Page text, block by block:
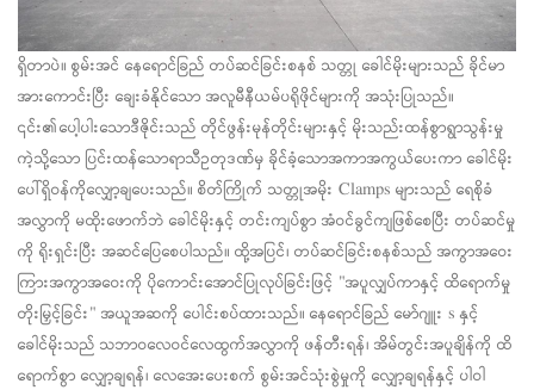
ရှိတာပဲ။ စွမ်းအင် နေရောင်ခြည် တပ်ဆင်ခြင်းစနစ် သတ္တု ခေါင်မိုးများသည် ခိုင်မာ
အားကောင်းပြီး ချေးခံနိုင်သော အလူမီနီယမ်ပရိုဖိုင်များကို အသုံးပြုသည်။
၎င်း၏ပေါ့ပါးသောဒီဇိုင်းသည် တိုင်ဖွန်းမုန်တိုင်းများနှင့် မိုးသည်းထန်စွာရွာသွန်းမှု
ကဲ့သို့သော ပြင်းထန်သောရာသီဥတုဒဏ်မှ ခိုင်ခံ့သောအကာအကွယ်ပေးကာ ခေါင်မိုး
ပေါ်ရှိဝန်ကိုလျှော့ချပေးသည်။ စိတ်ကြိုက် သတ္တုအမိုး Clamps များသည် ရေစိုခံ
အလွှာကို မထိုးဖောက်ဘဲ ခေါင်မိုးနှင့် တင်းကျပ်စွာ အံဝင်ခွင်ကျဖြစ်စေပြီး တပ်ဆင်မှု
ကို ရိုးရှင်းပြီး အဆင်ပြေစေပါသည်။ ထို့အပြင်၊ တပ်ဆင်ခြင်းစနစ်သည် အကွာအဝေး
ကြားအကွာအဝေးကို ပိုကောင်းအောင်ပြုလုပ်ခြင်းဖြင့် "အပူလျှပ်ကာနှင့် ထိရောက်မှု
တိုးမြှင့်ခြင်း" အယူအဆကို ပေါင်းစပ်ထားသည်။ နေရောင်ခြည် မော်ဂျူး s နှင့်
ခေါင်မိုးသည် သဘာဝလေဝင်လေထွက်အလွှာကို ဖန်တီးရန်၊ အိမ်တွင်းအပူချိန်ကို ထိ
ရောက်စွာ လျှော့ချရန်၊ လေအေးပေးစက် စွမ်းအင်သုံးစွဲမှုကို လျှော့ချရန်နှင့် ပါဝါ